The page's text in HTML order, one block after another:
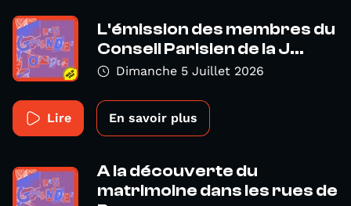
L'émission des membres du
Conseil Parisien de la J...
Dimanche 5 Juillet 2026
Lire En savoir plus
A la découverte du
matrimoine dans les rues de